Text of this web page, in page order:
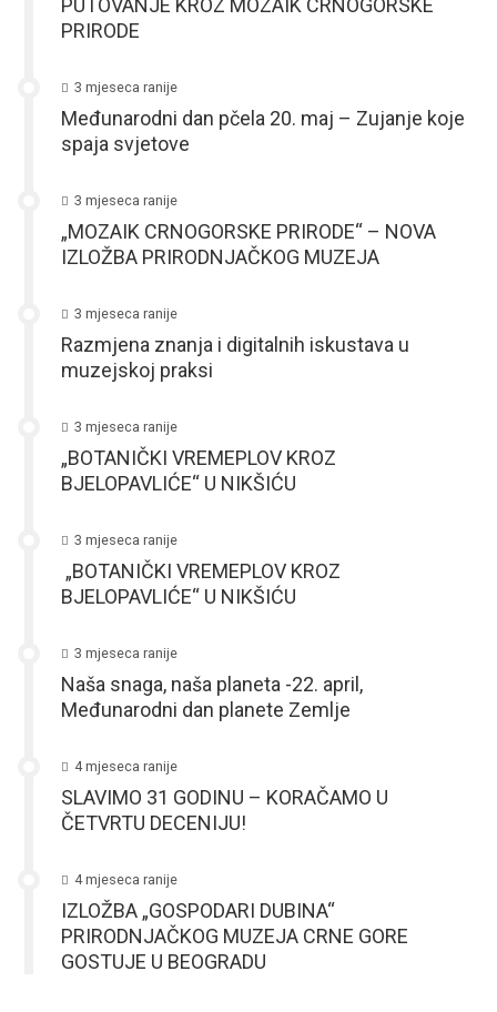
PUTOVANJE KROZ MOZAIK CRNOGORSKE
PRIRODE
3 mjeseca ranije
Međunarodni dan pčela 20. maj – Zujanje koje
spaja svjetove
3 mjeseca ranije
„MOZAIK CRNOGORSKE PRIRODE“ – NOVA
IZLOŽBA PRIRODNJAČKOG MUZEJA
3 mjeseca ranije
Razmjena znanja i digitalnih iskustava u
muzejskoj praksi
3 mjeseca ranije
„BOTANIČKI VREMEPLOV KROZ
BJELOPAVLIĆE“ U NIKŠIĆU
3 mjeseca ranije
„BOTANIČKI VREMEPLOV KROZ
BJELOPAVLIĆE“ U NIKŠIĆU
3 mjeseca ranije
Naša snaga, naša planeta -22. april,
Međunarodni dan planete Zemlje
4 mjeseca ranije
SLAVIMO 31 GODINU – KORAČAMO U
ČETVRTU DECENIJU!
4 mjeseca ranije
IZLOŽBA „GOSPODARI DUBINA“
PRIRODNJAČKOG MUZEJA CRNE GORE
GOSTUJE U BEOGRADU